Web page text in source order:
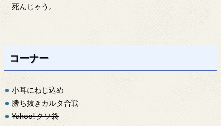
死んじゃう。
コーナー
小耳にねじ込め
勝ち抜きカルタ合戦
Yahoo! クソ袋